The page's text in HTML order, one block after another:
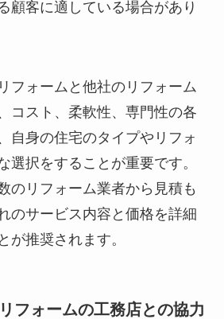
顧客に適している場合があり
フォームと他社のリフォーム
コスト、柔軟性、専門性の各
自身の住宅のタイプやリフォ
選択をすることが重要です。
のリフォーム業者から見積も
のサービス内容と価格を詳細
が推奨されます。
フォームの工務店との協力